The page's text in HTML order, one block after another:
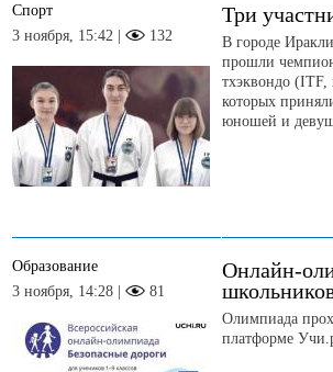
Спорт
3 ноября, 15:42 |
132
Три
В городе
прошли
тхэквондо (ITF,
которых
юношей и
Образование
3 ноября, 14:28 |
81
Онлайн-
Олимпиада
платформе